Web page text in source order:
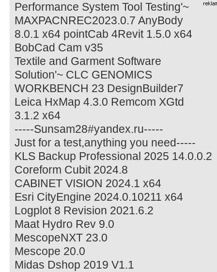
Performance System Tool Testing'~
MAXPACNREC2023.0.7 AnyBody
8.0.1 x64 pointCab 4Revit 1.5.0 x64
BobCad Cam v35
Textile and Garment Software
Solution'~ CLC GENOMICS
WORKBENCH 23 DesignBuilder7
Leica HxMap 4.3.0 Remcom XGtd
3.1.2 x64
-----Sunsam28#yandex.ru-----
Just for a test,anything you need-----
KLS Backup Professional 2025 14.0.0.2
Coreform Cubit 2024.8
CABINET VISION 2024.1 x64
Esri CityEngine 2024.0.10211 x64
Logplot 8 Revision 2021.6.2
Maat Hydro Rev 9.0
MescopeNXT 23.0
Mescope 20.0
Midas Dshop 2019 V1.1